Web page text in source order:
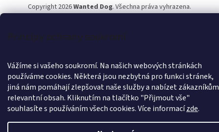
Principy ochrany soukromí
Vážíme si vašeho soukromí. Na našich webových stránkách
používáme cookies. Některá jsou nezbytná pro funkci stránek,
jiná nám pomáhají zlepšovat naše služby a nabízet zákazníkům
relevantní obsah. Kliknutím na tlačítko "Přijmout vše"
souhlasíte s používáním všech cookies.Více informacízde.
Copyright 2026Wanted Dog. Všechna práva vyhrazena.